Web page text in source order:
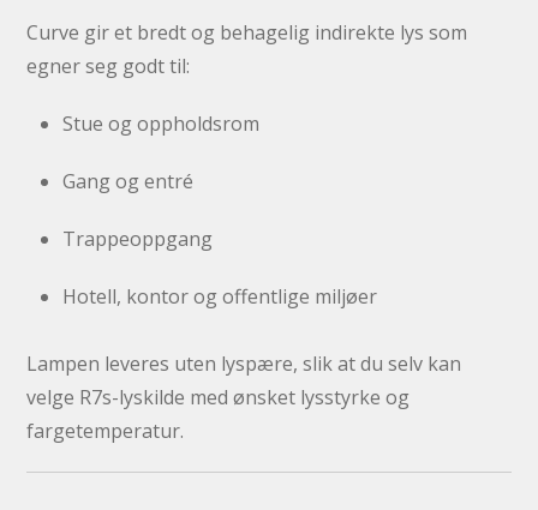
Curve gir et bredt og behagelig indirekte lys som
egner seg godt til:
Stue og oppholdsrom
Gang og entré
Trappeoppgang
Hotell, kontor og offentlige miljøer
Lampen leveres uten lyspære, slik at du selv kan
velge R7s-lyskilde med ønsket lysstyrke og
fargetemperatur.